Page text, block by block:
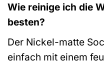
Wie reinige ich die
besten?
Der Nickel-matte
einfach mit einem